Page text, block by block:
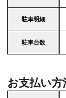
駐車明細
駐車台数
お支払い方